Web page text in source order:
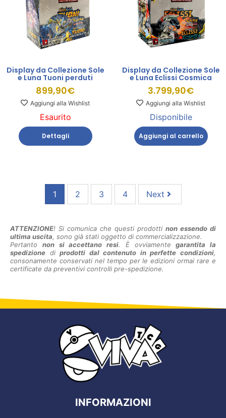
Display da Collezione Sole
e Luna Tuoni perduti
899,90€
Aggiungi alla Wishlist
Esaurito
Dettagli
Display da Collezione Sole
e Luna Eclissi Cosmica
3.799,90€
Aggiungi alla Wishlist
Disponibile
Aggiungi al carrello
1 2 3 4 Next
ATTENZIONE! Si comunica che questi prodotti non essendo di
ultima uscita, sono già stati oggetto di commercializzazione.
Pertanto non si accettano resi. È ovviamentegarantita la
spedizione diprodotti dal contenuto in perfette condizioni,
consonamente conservati nel tempo per le edizioni ormai rare e
certificate da preventivi controlli pre-spedizione.
INFORMAZIONI